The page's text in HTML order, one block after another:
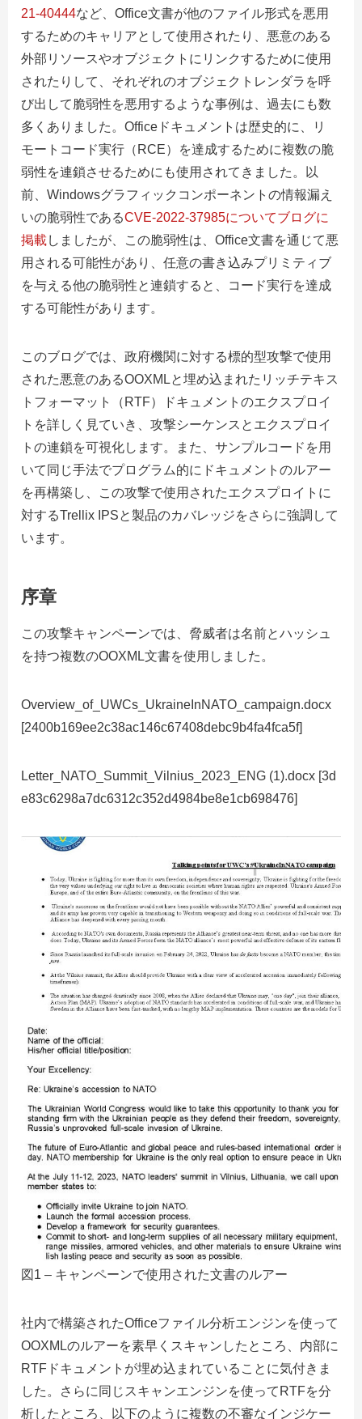
21-40444など、Office文書が他のファイル形式を悪用
するためのキャリアとして使用されたり、悪意のある
外部リソースやオブジェクトにリンクするために使用
されたりして、それぞれのオブジェクトレンダラを呼
び出して脆弱性を悪用するような事例は、過去にも数
多くありました。Officeドキュメントは歴史的に、リ
モートコード実行（RCE）を達成するために複数の脆
弱性を連鎖させるためにも使用されてきました。
以
前、Windowsグラフィックコンポーネントの情報漏え
いの脆弱性であるCVE-2022-37985についてブログに
掲載しましたが、
この脆弱性は、Office文書を通じて悪
用される可能性があり、任意の書き込みプリミティブ
を与える他の脆弱性と連鎖すると、コード実行を達成
する可能性があります。
このブログでは、政府機関に対する標的型攻撃で使用
された悪意のあるOOXMLと埋め込まれたリッチテキス
トフォーマット（RTF）ドキュメントのエクスプロイ
トを詳しく見ていき、攻撃シーケンスとエクスプロイ
トの連鎖を可視化します。また、サンプルコードを用
いて同じ手法でプログラム的にドキュメントのルアー
を再構築し、この攻撃で使用されたエクスプロイトに
対するTrellix IPSと製品のカバレッジをさらに強調して
います。
序章
この攻撃キャンペーンでは、脅威者は名前とハッシュ
を持つ複数のOOXML文書を使用しました。
Overview_of_UWCs_UkraineInNATO_campaign.docx
[2400b169ee2c38ac146c67408debc9b4fa4fca5f]
Letter_NATO_Summit_Vilnius_2023_ENG (1).docx [3d
e83c6298a7dc6312c352d4984be8e1cb698476]
図1 – キャンペーンで使用された文書のルアー
社内で構築されたOfficeファイル分析エンジンを使って
OOXMLのルアーを素早くスキャンしたところ、内部に
RTFドキュメントが埋め込まれていることに気付きま
した。さらに同じスキャンエンジンを使ってRTFを分
析したところ、以下のように複数の不審なインジケー